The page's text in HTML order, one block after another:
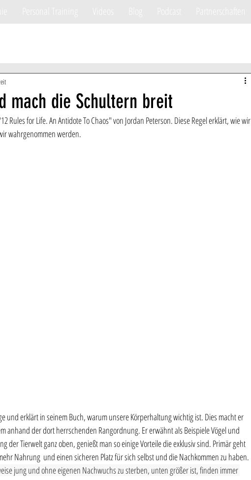
mach die Schultern breit
Rules for Life. An Antidote To Chaos" von Jordan Peterson. Diese Regel erklärt, wie wir
wahrgenommen werden.
und erklärt in seinem Buch, warum unsere Körperhaltung wichtig ist. Dies macht er
anhand der dort herrschenden Rangordnung. Er erwähnt als Beispiele Vögel und
der Tierwelt ganz oben, genießt man so einige Vorteile die exklusiv sind. Primär geht
Nahrung  und einen sicheren Platz für sich selbst und die Nachkommen zu haben.
jung und ohne eigenen Nachwuchs zu sterben, unten größer ist, finden immer